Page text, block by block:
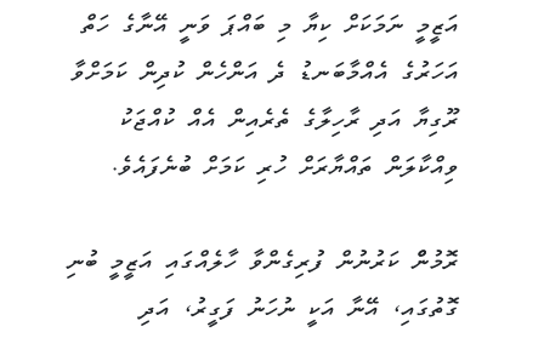
އަޒީމީ ނަމަކަށް ކިޔާ މި ބައްޕަ ވަނީ އޭނާގެ ހަތް
އަހަރުގެ އެއްމާބަނޑު ދެ އަންހެން ކުދިން ކަމަށްވާ
ރޫގިޔާ އަދި ރާހިލާގެ ތެރެއިން އެއް ކުއްޖަކު
ވިއްކާލަން ތައްޔާރަށް ހުރި ކަމަށް ބުނެފައެވެ.
ރޮމުންް ކަރުނުން ފުރިގެންވާ ހާލެއްގައި އަޒީމީ ބުނި
ގޮތުގައި، އޭނާ އަކީ ނުހަނު ފަގީރު، އަދި